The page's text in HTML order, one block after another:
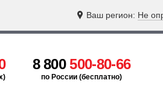
Ваш регион: Не
8 800500-80-66
по России (бесплатно)